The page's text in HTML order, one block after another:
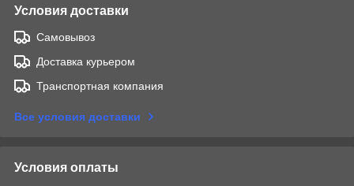
Условия доставки
Самовывоз
Доставка курьером
Транспортная компания
Все условия доставки
Условия оплаты